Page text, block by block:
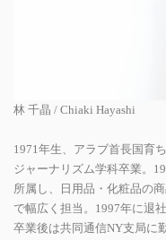
林 千晶 / Chiaki Hayashi
1971年生、アラブ首長国育
ジャーナリズム学科卒業。
所属し、日用品・化粧品の
で幅広く担当。1997年に退
卒業後は共同通信NY支局に